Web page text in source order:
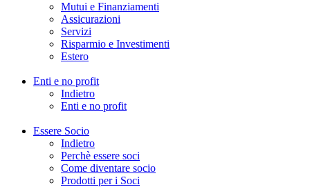
Mutui e Finanziamenti
Assicurazioni
Servizi
Risparmio e Investimenti
Estero
Enti e no profit
Indietro
Enti e no profit
Essere Socio
Indietro
Perchè essere soci
Come diventare socio
Prodotti per i Soci